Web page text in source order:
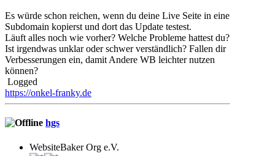
Es würde schon reichen, wenn du deine Live Seite in eine
Subdomain kopierst und dort das Update testest.
Läuft alles noch wie vorher? Welche Probleme hattest du?
Ist irgendwas unklar oder schwer verständlich? Fallen dir
Verbesserungen ein, damit Andere WB leichter nutzen
können?
Logged
https://onkel-franky.de
hgs
WebsiteBaker Org e.V.